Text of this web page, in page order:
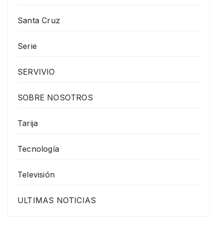
Santa Cruz
Serie
SERVIVIO
SOBRE NOSOTROS
Tarija
Tecnología
Televisión
ULTIMAS NOTICIAS